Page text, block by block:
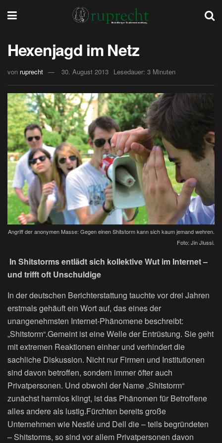
Hexenjagd im Netz
von ruprecht 30. August 2013 Lesedauer: 3 Minuten
Angriff der anonymen Masse: Gegen einen Shitstorm kann sich kaum jemand wehren.
Foto: Jin Jlussi.
In Shitstorms entlädt sich kollektive Wut im Internet –
und trifft oft Unschuldige
In der deutschen Berichterstattung tauchte vor drei Jahren
erstmals gehäuft ein Wort auf, das eines der
unangenehmsten Internet-Phänomene beschreibt:
„Shitstorm“.Gemeint ist eine Welle der Entrüstung. Sie geht
mit extremen Reaktionen einher und verhindert die
sachliche Diskussion. Nicht nur Firmen und Institutionen
sind davon betroffen, sondern immer öfter auch
Privatpersonen. Und obwohl der Name „Shitstorm“
zunächst harmlos klingt, ist das Phänomen für Betroffene
alles andere als lustig.Fürchten bereits große
Unternehmen wie Nestlé und Dell die – teils begründeten
– Shitstorms, so sind vor allem Privatpersonen davon